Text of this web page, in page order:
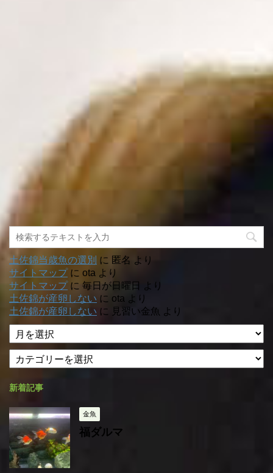
土佐錦当歳魚の選別 に 匿名 より
サイトマップに ota より
サイトマップに 毎日が日曜日
より
土佐錦が産卵しない に ota より
土佐錦が産卵しない に 見習い金魚 より
ア
ー
イ
テ
リ
ー
新着記事
金魚
福ダルマ